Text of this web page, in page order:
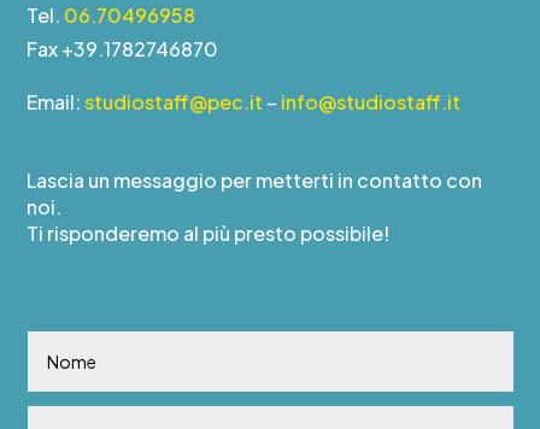
Tel. 06.70496958
Fax +39.1782746870
Email:studiostaff@pec.it – info@studiostaff.it
Lascia un messaggio per metterti in contatto con
noi.
Ti risponderemo al più presto possibile!